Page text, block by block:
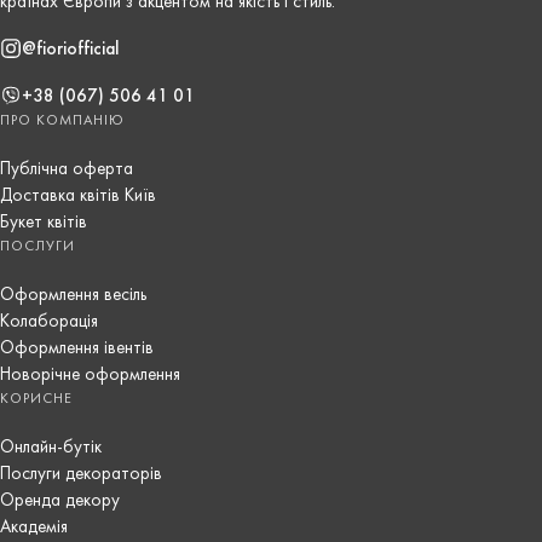
@fioriofficial
+38 (067) 506 41 01
ПРО КОМПАНІЮ
Публічна оферта
Доставка квітів Київ
Букет квітів
ПОСЛУГИ
Оформлення весіль
Колаборація
Оформлення івентів
Новорічне оформлення
КОРИСНЕ
Онлайн-бутік
Послуги декораторів
Оренда декору
Академія